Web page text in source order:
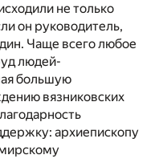
не только
он руководитель,
Чаще всего любое
людей-
большую
вязниковских
архиепископу